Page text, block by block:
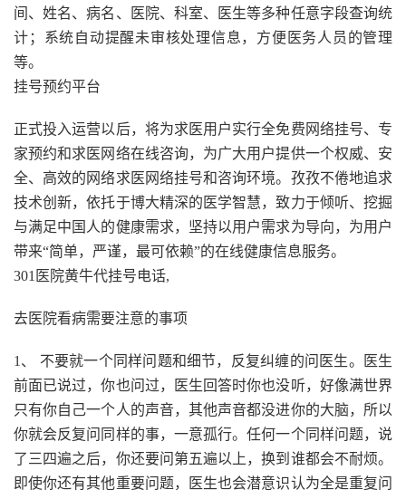
间、姓名、病名、医院、科室、医生等多种任意字段查询统
计；系统自动提醒未审核处理信息，方便医务人员的管理
等。
挂号预约平台
正式投入运营以后，将为求医用户实行全免费网络挂号、专
家预约和求医网络在线咨询，为广大用户提供一个权威、安
全、高效的网络求医网络挂号和咨询环境。孜孜不倦地追求
技术创新，依托于博大精深的医学智慧，致力于倾听、挖掘
与满足中国人的健康需求，坚持以用户需求为导向，为用户
带来“简单，严谨，最可依赖”的在线健康信息服务。
301医院黄牛代挂号电话,
去医院看病需要注意的事项
1、 不要就一个同样问题和细节，反复纠缠的问医生。医生
前面已说过，你也问过，医生回答时你也没听，好像满世界
只有你自己一个人的声音，其他声音都没进你的大脑，所以
你就会反复问同样的事，一意孤行。任何一个同样问题，说
了三四遍之后，你还要问第五遍以上，换到谁都会不耐烦。
即使你还有其他重要问题，医生也会潜意识认为全是重复问